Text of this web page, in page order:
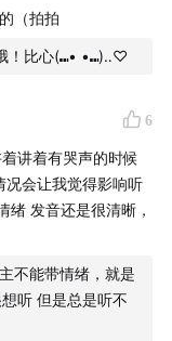
（拍拍
！比心(⑉• •⑉)‥♡
6
讲着有哭声的时候
况会让我觉得影响听
绪 发音还是很清晰，
不能带情绪，就是
听 但是总是听不